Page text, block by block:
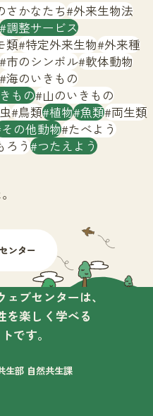
中 大
センターとは
プ
さかなたち 外来生物法
調整サービス
類 特定外来生物 外来種
市のシンボル 軟体動物
海のいきもの
もの 山のいきもの
鳥類 植物 魚類 両生類
その他動物 たべよう
ろう つたえよう
ブセンターは、
を楽しく学べる
です。
生部 自然共生課